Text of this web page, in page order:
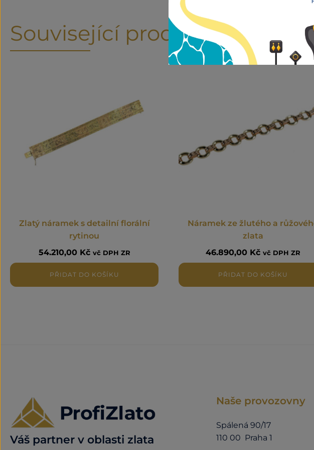
Související produkty
Zlatý náramek s detailní florální
rytinou
54.210,00 Kč vč DPH ZR
PŘIDAT DO KOŠÍKU
Náramek ze žlutého a
zlata
46.890,00 Kč vč DPH ZR
PŘIDAT DO KOŠÍKU
Váš partner v oblasti zlata
Naše provozovny
Spálená 90/17
110 00 Praha 1